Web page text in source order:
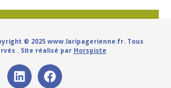
Refuser
les préférences
© 2025 www.laripagerienne.fr. Tous
. Site réalisé par Horspiste